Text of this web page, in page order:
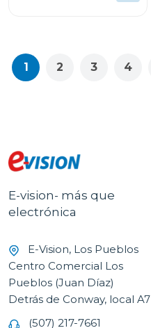
1 2 3 4
E-vision- más que
electrónica
E-Vision, Los Pueblos
Centro Comercial Los
Pueblos (Juan Díaz)
Detrás de Conway, local A7
(507) 217-7661